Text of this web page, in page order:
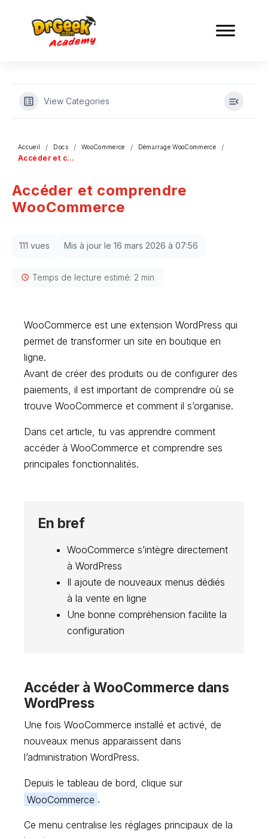
View Categories
Accueil Docs WooCommerce Démarrage WooCommerce
Accéder et comprendre WooCommerce
Accéder et comprendre
WooCommerce
111 vues Mis à jour le 16 mars 2026 à 07:56
Temps de lecture estimé: 2 min
WooCommerce est une extension WordPress qui
permet de transformer un site en boutique en
ligne.
Avant de créer des produits ou de configurer des
paiements, il est important de comprendre où se
trouve WooCommerce et comment il s’organise.
Dans cet article, tu vas apprendre comment
accéder à WooCommerce et comprendre ses
principales fonctionnalités.
En bref
WooCommerce s’intègre directement
à WordPress
Il ajoute de nouveaux menus dédiés
à la vente en ligne
Une bonne compréhension facilite la
configuration
Accéder à WooCommerce dans
WordPress
Une fois WooCommerce installé et activé, de
nouveaux menus apparaissent dans
l’administration WordPress.
Depuis le tableau de bord, clique sur
WooCommerce .
Ce menu centralise les réglages principaux de la